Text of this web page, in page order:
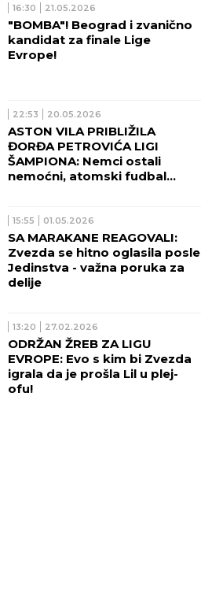
16:30 21.05.2026
"BOMBA"! Beograd i zvanično
kandidat za finale Lige
Evrope!
22:53 20.05.2026
ASTON VILA PRIBLIŽILA
ĐORĐA PETROVIĆA LIGI
ŠAMPIONA: Nemci ostali
nemoćni, atomski fudbal
15:55 01.05.2026
SA MARAKANE REAGOVALI:
Zvezda se hitno oglasila posle
Jedinstva - važna poruka za
delije
13:20 27.02.2026
ODRŽAN ŽREB ZA LIGU
EVROPE: Evo s kim bi Zvezda
igrala da je prošla Lil u plej-
ofu!